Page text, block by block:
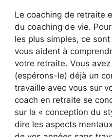
Le coaching de retraite
du coaching de vie.
les plus simples, ce
vous aident à
votre retraite. Vous
(espérons-le) déjà un
travaille avec vous sur
coach en retraite se
sur la « conception du
dire les aspects